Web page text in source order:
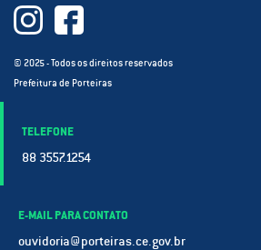
© 2025 - Todos os direitos reservados
Prefeitura de Porteiras
TELEFONE
88 3557.1254
E-MAIL PARA CONTATO
ouvidoria@porteiras.ce.gov.br